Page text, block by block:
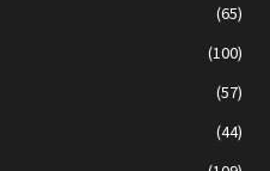
(65)
(100)
(57)
(44)